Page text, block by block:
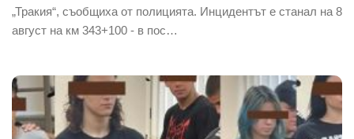
„Тракия“, съобщиха от полицията. Инцидентът е станал на 8
август на км 343+100 - в пос…